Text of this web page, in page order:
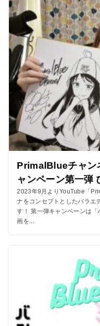
PrimalBlueチャン
ャンペーン第一弾
2023年9月よりYouTube「
ナをコンセプトとしたバラエ
す！ 第一弾キャンペーンは
画を...